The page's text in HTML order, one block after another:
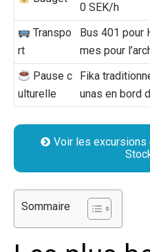
0 SEK/h
Transpo
rt
Bus 401 pour
mes pour
Pause c
ulturelle
Fika
unas en bord
Voir les excursions
Sommaire